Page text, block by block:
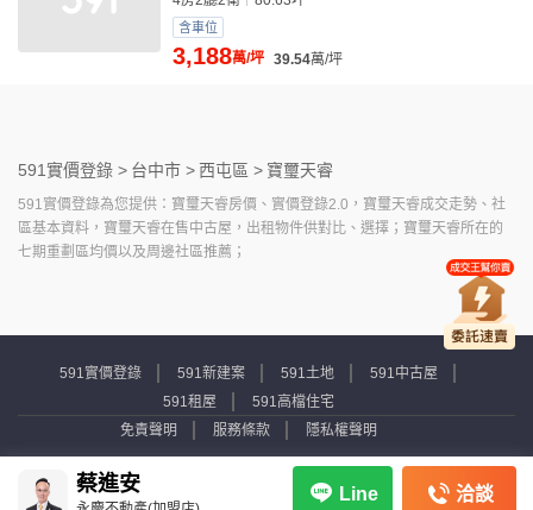
含車位
3,188萬/坪 39.54萬/坪
591實價登錄 > 台中市 >西屯區 > 寶璽天睿
591實價登錄為您提供：寶璽天睿房價、實價登錄2.0，寶璽天睿成交走勢、社
區基本資料，寶璽天睿在售中古屋，出租物件供對比、選擇；寶璽天睿所在的
七期重劃區均價以及周邊社區推薦；
591實價登錄 591新建案 591土地
591中古屋
591租屋
591高檔住宅
免責聲明
服務條款 隱私權聲明
Copyright © 2007-2026 by Addcn Technology Co., Ltd. All Rights reserved.
蔡進安 Line 洽談